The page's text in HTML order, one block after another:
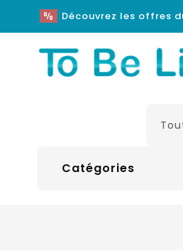
Découvrez les offres
Catégories